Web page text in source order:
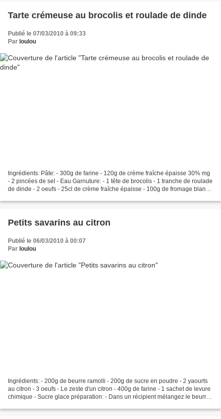
Tarte crémeuse au brocolis et roulade de dinde
Publié le 07/03/2010 à 09:33
Par loulou
Ingrédients: Pâte: - 300g de farine - 120g de crème fraîche épaisse 30% mg
- 2 pincées de sel - Eau Garnuture: - 1 tête de brocolis - 1 tranche de roulade
de dinde - 2 oeufs - 25cl de crème fraîche épaisse - 100g de fromage blanc -
Petits savarins au citron
Publié le 06/03/2010 à 00:07
Par loulou
Ingrédients: - 200g de beurre ramolli - 200g de sucre en poudre - 2 yaourts
au citron - 3 oeufs - Le zeste d'un citron - 400g de farine - 1 sachet de levure
chimique - Sucre glace préparation: - Dans un récipient mélangez le beurre